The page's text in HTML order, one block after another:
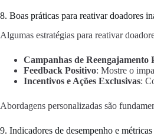
8. Boas práticas para reativar doadores
Algumas estratégias para reativar
Campanhas de Reengajamento
Feedback Positivo: Mostre o
Incentivos e Ações Exclusivas:
Abordagens personalizadas são
9. Indicadores de desempenho e